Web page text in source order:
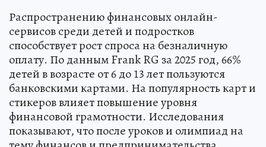
Распространению финансовых онлайн-
сервисов среди детей и подростков
способствует рост спроса на безналичную
оплату. По данным Frank RG за 2025 год, 66%
детей в возрасте от 6 до 13 лет пользуются
банковскими картами. На популярность карт и
стикеров влияет повышение уровня
финансовой грамотности. Исследования
показывают, что после уроков и олимпиад на